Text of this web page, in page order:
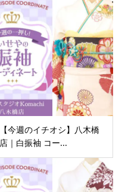
【今週のイチオシ】八木橋
店｜白振袖 コー...